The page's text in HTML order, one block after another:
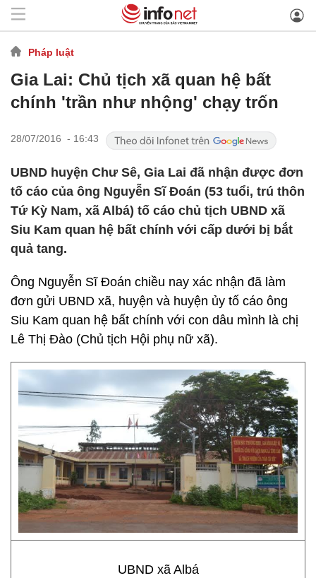
Pháp luật
Gia Lai: Chủ tịch xã quan hệ bất
chính 'trần như nhộng' chạy trốn
28/07/2016 - 16:43
UBND huyện Chư Sê, Gia Lai đã nhận được đơn
tố cáo của ông Nguyễn Sĩ Đoán (53 tuổi, trú thôn
Tứ Kỳ Nam, xã Albá) tố cáo chủ tịch UBND xã
Siu Kam quan hệ bất chính với cấp dưới bị bắt
quả tang.
Ông Nguyễn Sĩ Đoán chiều nay xác nhận đã làm
đơn gửi UBND xã, huyện và huyện ủy tố cáo ông
Siu Kam quan hệ bất chính với con dâu mình là chị
Lê Thị Đào (Chủ tịch Hội phụ nữ xã).
UBND xã Albá